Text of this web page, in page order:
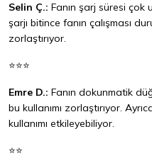
Selin Ç.: Fanın şarj süresi çok
şarjı bitince fanın çalışması
zorlaştırıyor.
⭐⭐⭐
Emre D.: Fanın dokunmatik
bu kullanımı zorlaştırıyor.
kullanımı etkileyebiliyor.
⭐⭐